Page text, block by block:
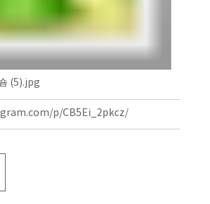
(5).jpg
p/CB5Ei_2pkcz/